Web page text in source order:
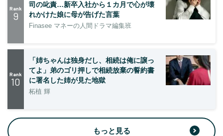
Rank
9
司の叱責…新卒入社から１カ月で心が壊
れかけた娘に母が告げた言葉
Finasee マネーの人間ドラマ編集班
Rank
10
「姉ちゃんは独身だし、相続は俺に譲っ
てよ」弟のゴリ押しで相続放棄の誓約書
に署名した姉が見た地獄
柘植 輝
もっと見る